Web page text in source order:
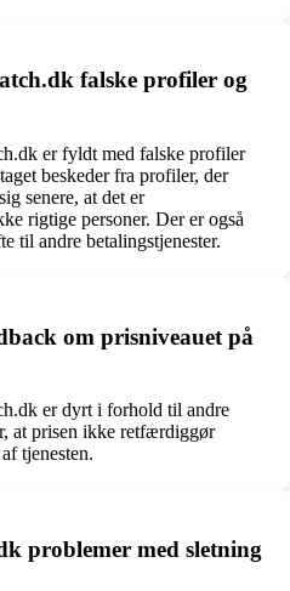
falske profiler og
er fyldt med falske profiler
beskeder fra profiler, der
senere, at det er
rigtige personer. Der er også
til andre betalingstjenester.
om prisniveauet på
er dyrt i forhold til andre
at prisen ikke retfærdiggør
tjenesten.
problemer med sletning